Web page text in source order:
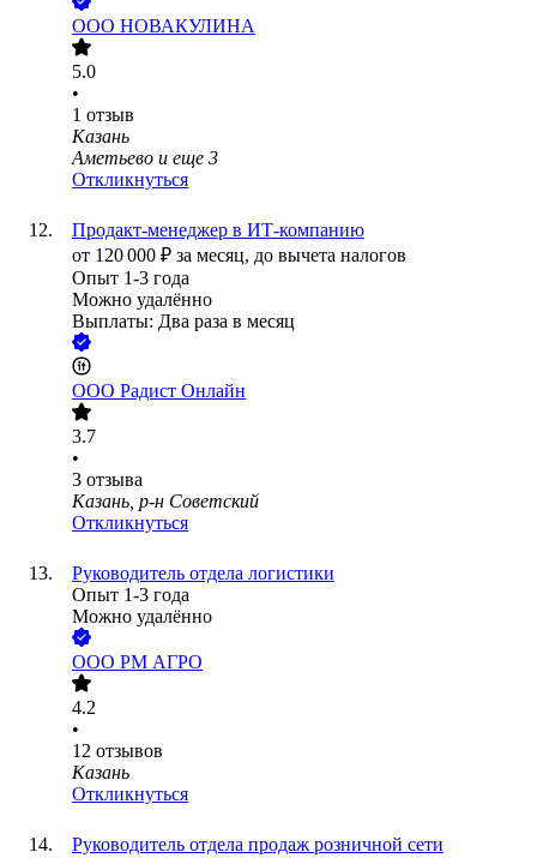
ООО НОВАКУЛИНА
5.0
•
1 отзыв
Казань
Аметьево и еще 3
Откликнуться
Продакт-менеджер в ИТ-компанию
от 120 000 ₽ за месяц, до вычета налогов
Опыт 1-3 года
Можно удалённо
Выплаты: Два раза в месяц
ООО Радист Онлайн
3.7
•
3 отзыва
Казань, р-н Советский
Откликнуться
Руководитель отдела логистики
Опыт 1-3 года
Можно удалённо
ООО РМ АГРО
4.2
•
12 отзывов
Казань
Откликнуться
Руководитель отдела продаж розничной сети